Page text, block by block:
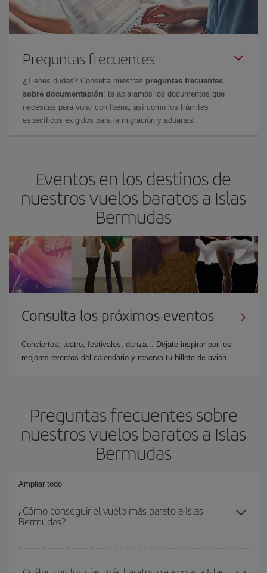
Preguntas frecuentes
¿Tienes dudas? Consulta nuestras preguntas frecuentes
sobre documentación: te aclaramos los documentos que
necesitas para volar con Iberia, así como los trámites
específicos exigidos para la migración y aduanas.
Eventos en los destinos de
nuestros vuelos baratos a Islas
Bermudas
Consulta los próximos eventos
Conciertos, teatro, festivales, danza... Déjate inspirar por los
mejores eventos del calendario y reserva tu billete de avión
Preguntas frecuentes sobre
nuestros vuelos baratos a Islas
Bermudas
Ampliar todo
¿Cómo conseguir el vuelo más barato a Islas
Bermudas?
barato si evitas temporadas altas, compras con antelación y